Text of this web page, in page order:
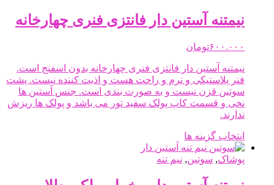
مختلفی
می
ممکن
است
در
صفحه
شوند
نیمتنه آستین دار فانتزی فنری چهارخانه
۶۰۰.۰۰۰تومان
نیمتنه آستین دار فانتزی فنری چهارخانه بدون اسفنج است.
فنر پلاستیکی و نرم و راحت هست و اذیت کننده نیست. پشت
سوتین قزن نیست و به صورت بندی است. جنس آستین ها
نخی و قسمت کاپ پولک سفید تور می باشد و پولک ها ریزش
ندارند.
انتخاب گزینه ها
محصول
دارای
مختلفی
پوشاک, سوتین, نیم تنه